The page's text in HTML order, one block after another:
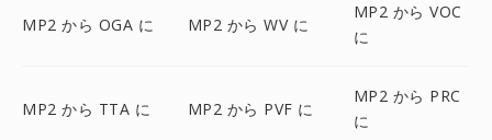
MP2 から OGA に MP2 から WV に
MP2 から VOC
に
MP2 から TTA に MP2 から PVF に
MP2 から PRC
に